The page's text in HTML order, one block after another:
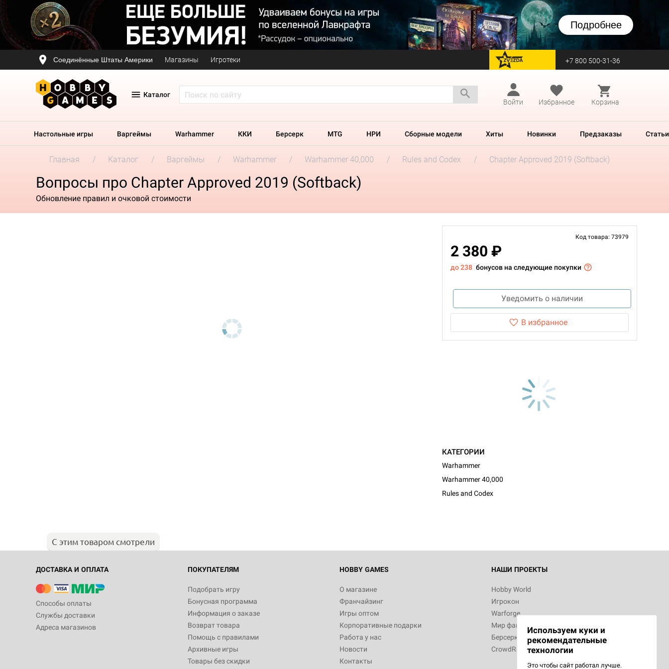
Подробнее
Соединённые Штаты Америки Магазины Игротеки перейти на Zvezda +7 800 500-31-36
Каталог
Войти
Избранное Корзина
Настольные игры Варгеймы Warhammer ККИ Берсерк MTG НРИ Сборные модели Хиты Новинки Предзаказы Статьи
Главная Каталог Варгеймы Warhammer Warhammer 40,000 Rules and Codex Chapter Approved 2019 (Softback)
Вопросы про Chapter Approved 2019 (Softback)
Обновление правил и очковой стоимости
Код товара: 73979
2 380 ₽
до 238 бонусов на следующие покупки
Уведомить о наличии
В избранное
КАТЕГОРИИ
Warhammer
Warhammer 40,000
Rules and Codex
С этим товаром смотрели
ДОСТАВКА И ОПЛАТА
Способы оплаты
Службы доставки
Адреса магазинов
ПОКУПАТЕЛЯМ
Подобрать игру
Бонусная программа
Информация о заказе
Возврат товара
Помощь с правилами
Архивные игры
Товары без скидки
HOBBY GAMES
О магазине
Франчайзинг
Игры оптом
Корпоративные подарки
Работа у нас
Новости
Контакты
НАШИ ПРОЕКТЫ
Hobby World
Игрокон
Warforge
Мир фантастики
Берсерк
CrowdRepublic
Используем куки и
рекомендательные
технологии
Это чтобы сайт работал лучше.